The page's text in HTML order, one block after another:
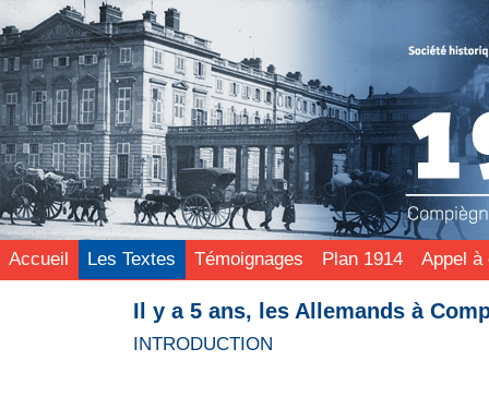
Accueil Les Textes Témoignages Plan 1914 Appel à
Il y a 5 ans, les Allemands à
INTRODUCTION